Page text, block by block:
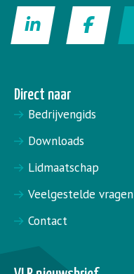
Direct naar
Bedrijvengids
Downloads
Lidmaatschap
Veelgestelde vragen
Contact